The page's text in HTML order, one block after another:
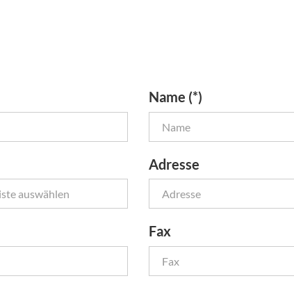
Name (*)
Adresse
Fax